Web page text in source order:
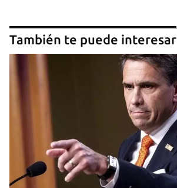
También te puede interesar